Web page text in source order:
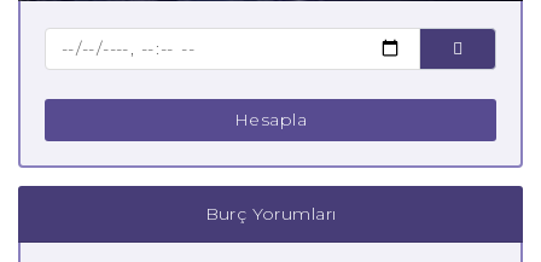
Hesapla
Burç Yorumları